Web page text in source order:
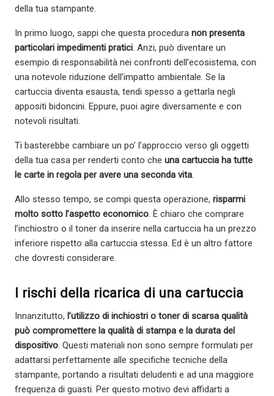
della tua stampante.
In primo luogo, sappi che questa procedura non presenta
particolari impedimenti pratici. Anzi, può diventare un
esempio di responsabilità nei confronti dell’ecosistema, con
una notevole riduzione dell’impatto ambientale. Se la
cartuccia diventa esausta, tendi spesso a gettarla negli
appositi bidoncini. Eppure, puoi agire diversamente e con
notevoli risultati.
Ti basterebbe cambiare un po’ l’approccio verso gli oggetti
della tua casa per renderti conto che una cartuccia ha tutte
le carte in regola per avere una seconda vita.
Allo stesso tempo, se compi questa operazione, risparmi
molto sotto l’aspetto economico. È chiaro che comprare
l’inchiostro o il toner da inserire nella cartuccia ha un prezzo
inferiore rispetto alla cartuccia stessa. Ed è un altro fattore
che dovresti considerare.
I rischi della ricarica di una cartuccia
Innanzitutto, l’utilizzo di inchiostri o toner di scarsa qualità
può compromettere la qualità di stampa e la durata del
dispositivo. Questi materiali non sono sempre formulati per
adattarsi perfettamente alle specifiche tecniche della
stampante, portando a risultati deludenti e ad una maggiore
frequenza di guasti. Per questo motivo devi affidarti a